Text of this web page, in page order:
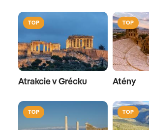
TOP
Atrakcie v Grécku
TOP
Atény
TOP TOP